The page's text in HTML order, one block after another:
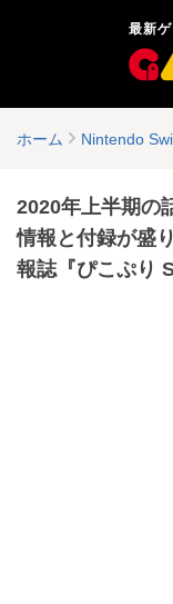
最新
ホーム Nintendo
2020年上半期の
情報と付録が盛
報誌『ぴこぷり